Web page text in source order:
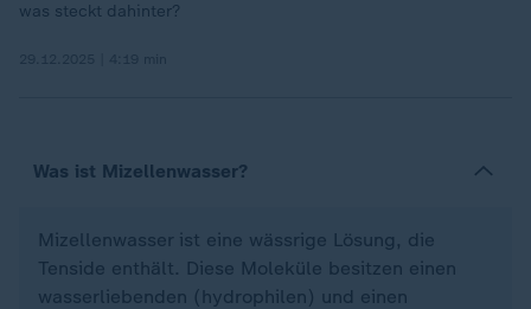
was steckt dahinter?
Was ist Mizellenwasser?
Mizellenwasser ist eine wässrige Lösung, die
Tenside enthält. Diese Moleküle besitzen einen
wasserliebenden (hydrophilen) und einen